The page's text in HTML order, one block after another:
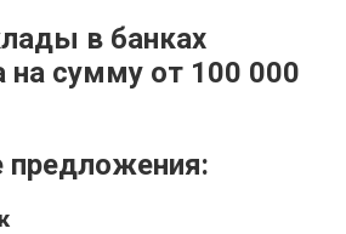
в банках
на сумму от 100 000